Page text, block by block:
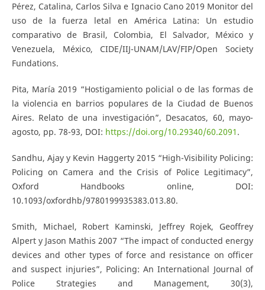
Pérez, Catalina, Carlos Silva e Ignacio Cano 2019 Monitor del
uso de la fuerza letal en América Latina: Un estudio
comparativo de Brasil, Colombia, El Salvador, México y
Venezuela, México, CIDE/IIJ-UNAM/LAV/FIP/Open Society
Fundations.
Pita, María 2019 “Hostigamiento policial o de las formas de
la violencia en barrios populares de la Ciudad de Buenos
Aires. Relato de una investigación”, Desacatos, 60, mayo-
agosto, pp. 78-93, DOI: https://doi.org/10.29340/60.2091 .
Sandhu, Ajay y Kevin Haggerty 2015 “High-Visibility Policing:
Policing on Camera and the Crisis of Police Legitimacy”,
Oxford Handbooks online, DOI:
10.1093/oxfordhb/9780199935383.013.80.
Smith, Michael, Robert Kaminski, Jeffrey Rojek, Geoffrey
Alpert y Jason Mathis 2007 “The impact of conducted energy
devices and other types of force and resistance on officer
and suspect injuries”, Policing: An International Journal of
Police Strategies and Management, 30(3),